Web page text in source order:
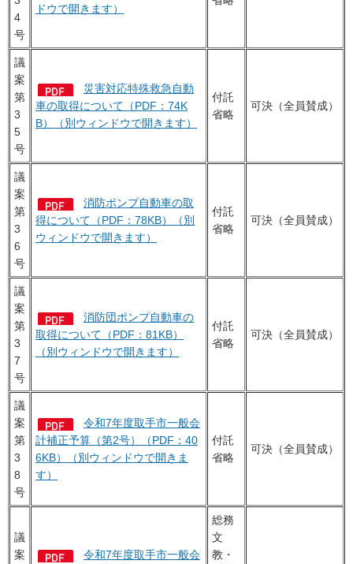
4
号
ドウで開きます）
議
案
第
3
5
号
災害対応特殊救急自動
車の取得について（PDF：74K
B）（別ウィンドウで開きます）
付託
省略
可決（全員賛成）
議
案
第
3
6
号
消防ポンプ自動車の取
得について（PDF：78KB）（別
ウィンドウで開きます）
付託
省略
可決（全員賛成）
議
案
第
3
7
号
消防団ポンプ自動車の
取得について（PDF：81KB）
（別ウィンドウで開きます）
付託
省略
可決（全員賛成）
議
案
第
3
8
号
令和7年度取手市一般会
計補正予算（第2号）（PDF：40
6KB）（別ウィンドウで開きま
す）
付託
省略
可決（全員賛成）
議
案
令和7年度取手市一般会
総務
文
教・